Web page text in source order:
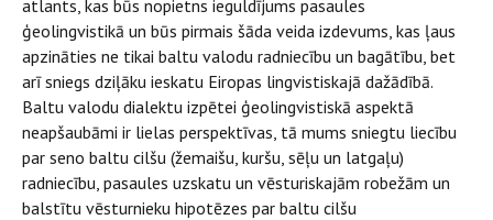
atlants, kas būs nopietns ieguldījums pasaules
ģeolingvistikā un būs pirmais šāda veida izdevums, kas ļaus
apzināties ne tikai baltu valodu radniecību un bagātību, bet
arī sniegs dziļāku ieskatu Eiropas lingvistiskajā dažādībā.
Baltu valodu dialektu izpētei ģeolingvistiskā aspektā
neapšaubāmi ir lielas perspektīvas, tā mums sniegtu liecību
par seno baltu cilšu (žemaišu, kuršu, sēļu un latgaļu)
radniecību, pasaules uzskatu un vēsturiskajām robežām un
balstītu vēsturnieku hipotēzes par baltu cilšu